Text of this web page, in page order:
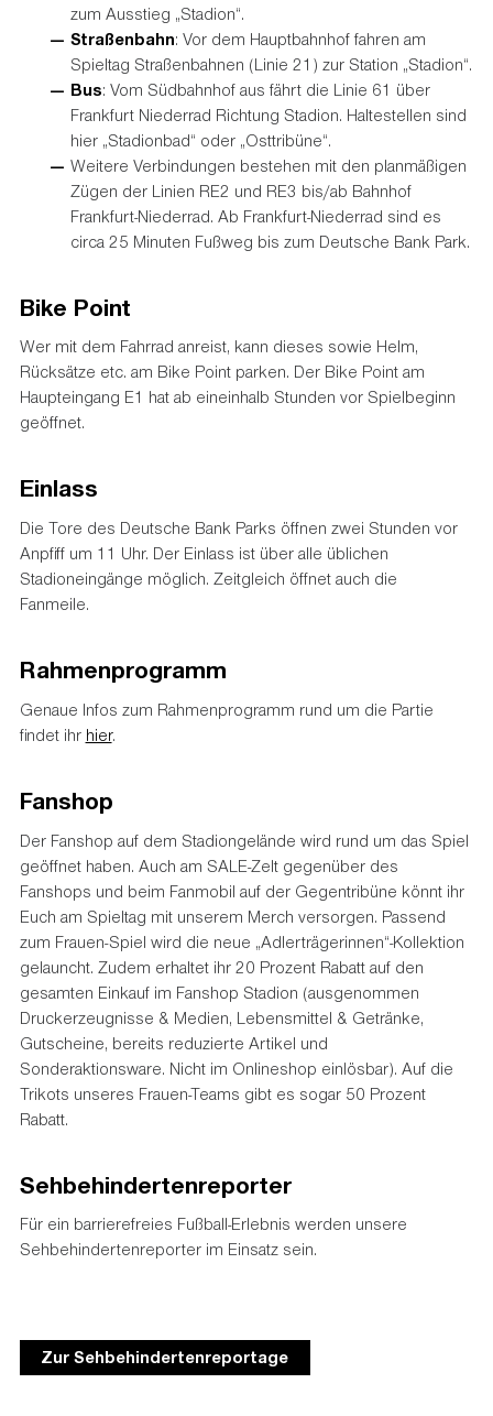
zum Ausstieg „Stadion“.
Straßenbahn: Vor dem Hauptbahnhof fahren am
Spieltag Straßenbahnen (Linie 21) zur Station „Stadion“.
Bus: Vom Südbahnhof aus fährt die Linie 61 über
Frankfurt Niederrad Richtung Stadion. Haltestellen sind
hier „Stadionbad“ oder „Osttribüne“.
Weitere Verbindungen bestehen mit den planmäßigen
Zügen der Linien RE2 und RE3 bis/ab Bahnhof
Frankfurt-Niederrad. Ab Frankfurt-Niederrad sind es
circa 25 Minuten Fußweg bis zum Deutsche Bank Park.
Bike Point
Wer mit dem Fahrrad anreist, kann dieses sowie Helm,
Rücksätze etc. am Bike Point parken. Der Bike Point am
Haupteingang E1 hat ab eineinhalb Stunden vor Spielbeginn
geöffnet.
Einlass
Die Tore des Deutsche Bank Parks öffnen zwei Stunden vor
Anpfiff um 11 Uhr. Der Einlass ist über alle üblichen
Stadioneingänge möglich. Zeitgleich öffnet auch die
Fanmeile.
Rahmenprogramm
Genaue Infos zum Rahmenprogramm rund um die Partie
findet ihr hier.
Fanshop
Der Fanshop auf dem Stadiongelände wird rund um das Spiel
geöffnet haben. Auch am SALE-Zelt gegenüber des
Fanshops und beim Fanmobil auf der Gegentribüne könnt ihr
Euch am Spieltag mit unserem Merch versorgen. Passend
zum Frauen-Spiel wird die neue „Adlerträgerinnen“-Kollektion
gelauncht. Zudem erhaltet ihr 20 Prozent Rabatt auf den
gesamten Einkauf im Fanshop Stadion (ausgenommen
Druckerzeugnisse & Medien, Lebensmittel & Getränke,
Gutscheine, bereits reduzierte Artikel und
Sonderaktionsware. Nicht im Onlineshop einlösbar). Auf die
Trikots unseres Frauen-Teams gibt es sogar 50 Prozent
Rabatt.
Sehbehindertenreporter
Für ein barrierefreies Fußball-Erlebnis werden unsere
Sehbehindertenreporter im Einsatz sein.
Zur Sehbehindertenreportage